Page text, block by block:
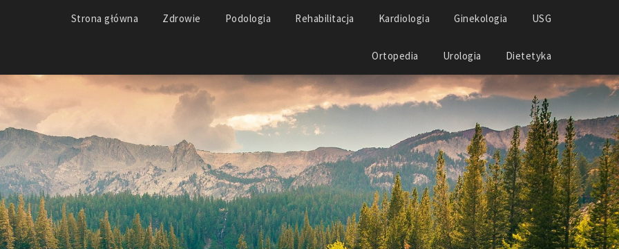
Strona główna Zdrowie Podologia Rehabilitacja Kardiologia Ginekologia USG
Ortopedia Urologia Dietetyka